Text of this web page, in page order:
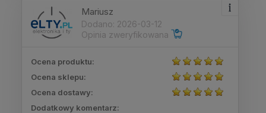
Mariusz
Dodano: 2026-03-12
Opinia zweryfikowana
Ocena produktu:
Ocena sklepu:
Ocena dostawy:
Dodatkowy komentarz: